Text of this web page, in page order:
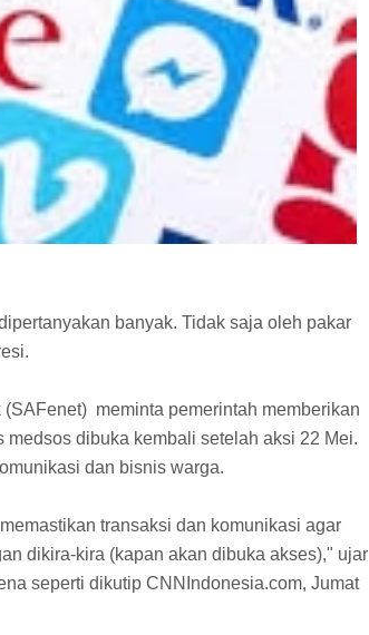
banyak. Tidak saja oleh pakar
meminta pemerintah memberikan
dibuka kembali setelah aksi 22 Mei.
dan bisnis warga.
transaksi dan komunikasi agar
dikira-kira (kapan akan dibuka akses)," ujar
seperti dikutip CNNIndonesia.com, Jumat